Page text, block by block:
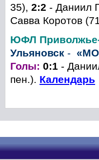
35), 2:2 - Даниил
Савва Коротов
ЮФЛ
Ульяновск -
Голы: 0:1 -
пен.). Календарь